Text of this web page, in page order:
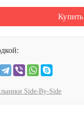
Купить
Side-By-Side